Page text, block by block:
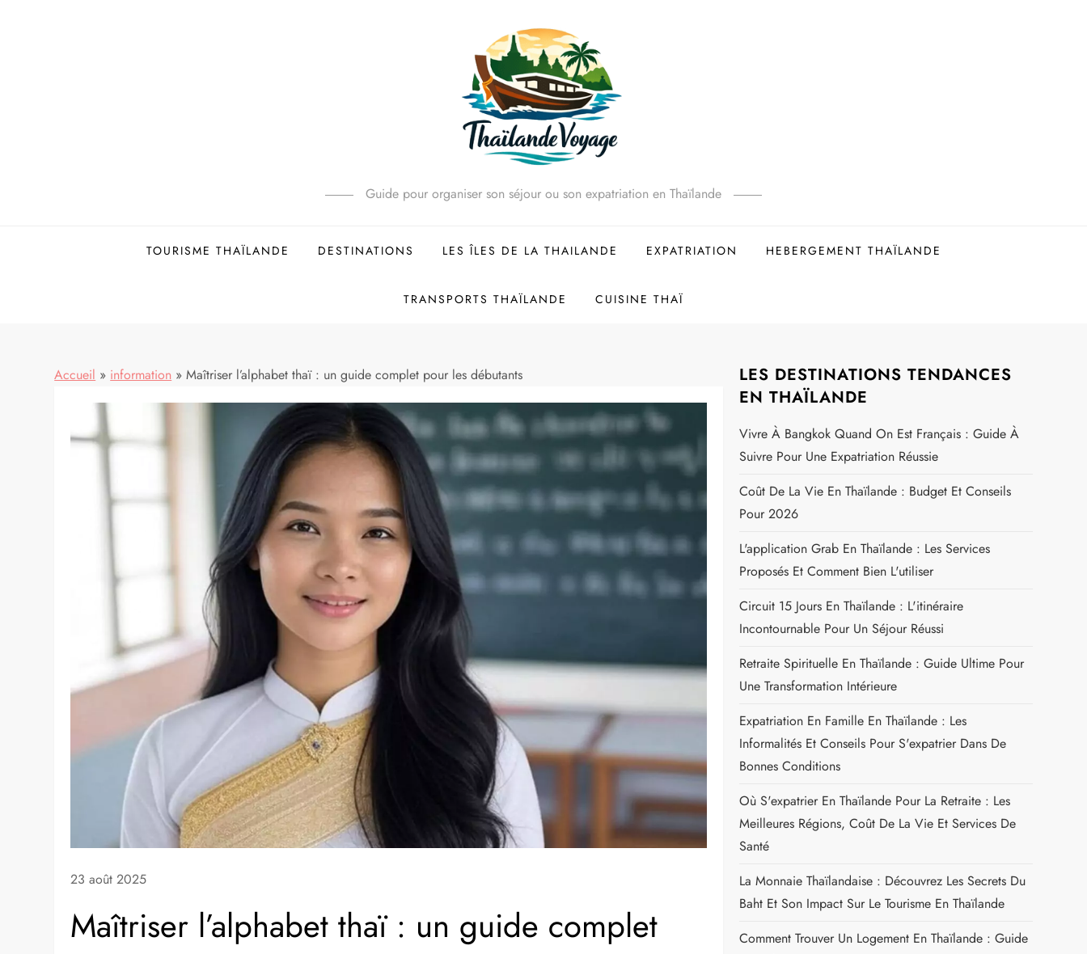
Guide pour organiser son séjour ou son expatriation en Thaïlande
TOURISME THAÏLANDE DESTINATIONS LES ÎLES DE LA THAILANDE EXPATRIATION HEBERGEMENT THAÏLANDE
TRANSPORTS THAÏLANDE CUISINE THAÏ
Accueil » information » Maîtriser l’alphabet thaï : un guide complet pour les débutants
23 août 2025
Maîtriser l’alphabet thaï : un guide complet
LES DESTINATIONS TENDANCES
EN THAÏLANDE
Vivre À Bangkok Quand On Est Français : Guide À
Suivre Pour Une Expatriation Réussie
Coût De La Vie En Thaïlande : Budget Et Conseils
Pour 2026
L'application Grab En Thaïlande : Les Services
Proposés Et Comment Bien L'utiliser
Circuit 15 Jours En Thaïlande : L'itinéraire
Incontournable Pour Un Séjour Réussi
Retraite Spirituelle En Thaïlande : Guide Ultime Pour
Une Transformation Intérieure
Expatriation En Famille En Thaïlande : Les
Informalités Et Conseils Pour S'expatrier Dans De
Bonnes Conditions
Où S'expatrier En Thaïlande Pour La Retraite : Les
Meilleures Régions, Coût De La Vie Et Services De
Santé
La Monnaie Thaïlandaise : Découvrez Les Secrets Du
Baht Et Son Impact Sur Le Tourisme En Thaïlande
Comment Trouver Un Logement En Thaïlande : Guide